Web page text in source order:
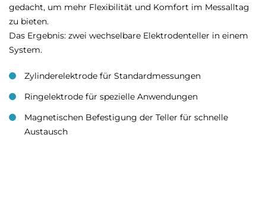
gedacht, um mehr Flexibilität und Komfort im Messalltag
zu bieten.
Das Ergebnis: zwei wechselbare Elektrodenteller in einem
System.
Zylinderelektrode für Standardmessungen
Ringelektrode für spezielle Anwendungen
Magnetischen Befestigung der Teller für schnelle
Austausch